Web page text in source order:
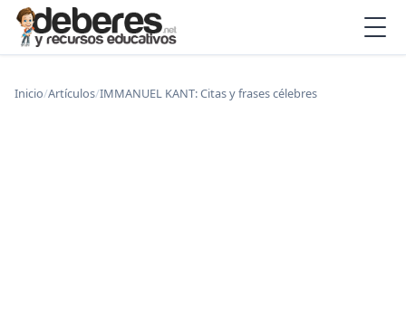
Inicio/Artículos/IMMANUEL KANT: Citas y frases célebres